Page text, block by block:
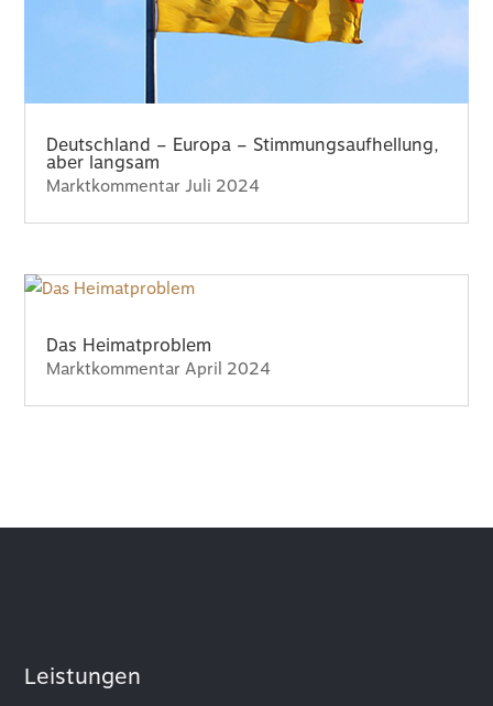
Deutschland – Europa – Stimmungsaufhellung,
aber langsam
Marktkommentar Juli 2024
Das Heimatproblem
Marktkommentar April 2024
Leistungen